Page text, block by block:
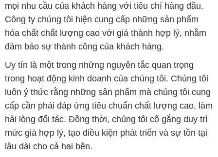
mọi nhu cầu của khách hàng với tiêu chí hàng đầu.
Công ty chúng tôi hiện cung cấp những sản phẩm
hóa chất chất lượng cao với giá thành hợp lý, nhằm
đảm bảo sự thành công của khách hàng.
Uy tín là một trong những nguyên tắc quan trọng
trong hoạt động kinh doanh của chúng tôi. Chúng tôi
luôn ý thức rằng những sản phẩm mà chúng tôi cung
cấp cần phải đáp ứng tiêu chuẩn chất lượng cao, làm
hài lòng đối tác. Đồng thời, chúng tôi cố gắng duy trì
mức giá hợp lý, tạo điều kiện phát triển và sự tồn tại
lâu dài cho cả hai bên.